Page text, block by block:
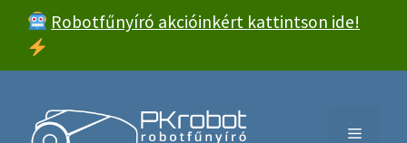
Kilépés
tartalomba
Robotfűnyíró akcióinkért kattintson ide!
Menü